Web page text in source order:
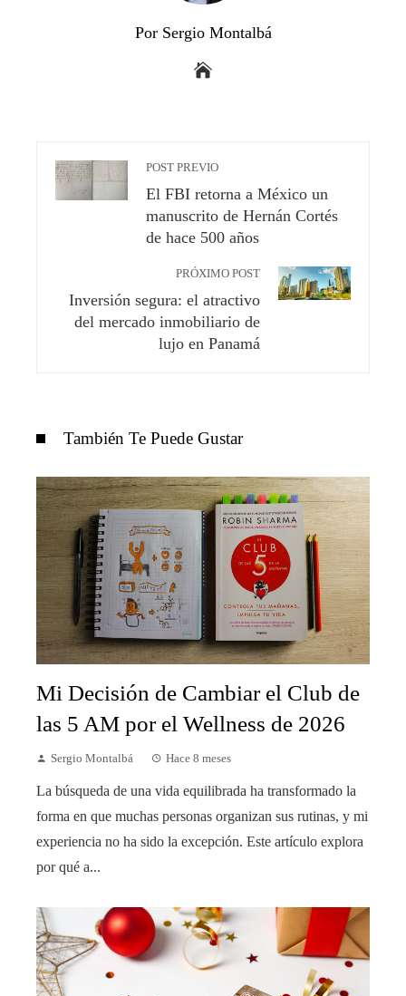
Por Sergio Montalbá
POST PREVIO
El FBI retorna a México un
manuscrito de Hernán Cortés
de hace 500 años
PRÓXIMO POST
Inversión segura: el atractivo
del mercado inmobiliario de
lujo en Panamá
También Te Puede Gustar
Mi Decisión de Cambiar el Club de
las 5 AM por el Wellness de 2026
Sergio Montalbá Hace 8 meses
La búsqueda de una vida equilibrada ha transformado la
forma en que muchas personas organizan sus rutinas, y mi
experiencia no ha sido la excepción. Este artículo explora
por qué a...